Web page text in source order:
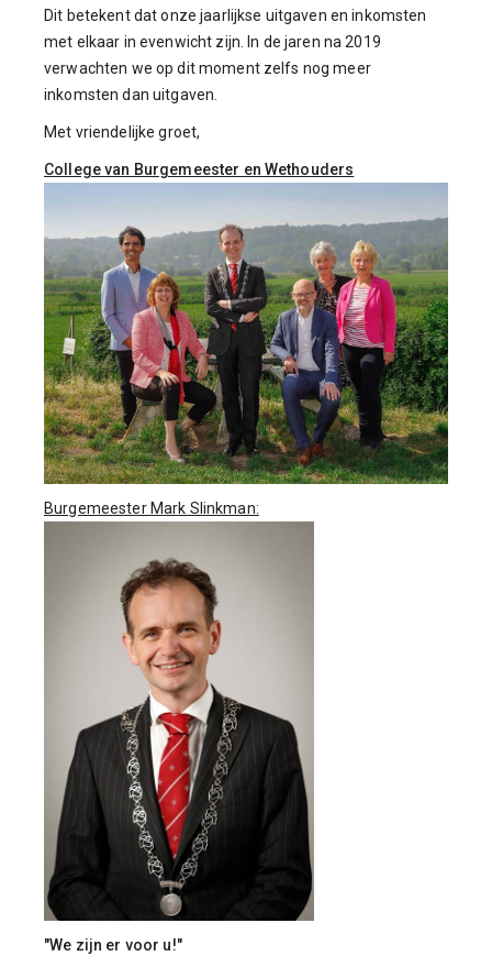
Dit betekent dat onze jaarlijkse uitgaven en inkomsten
met elkaar in evenwicht zijn. In de jaren na 2019
verwachten we op dit moment zelfs nog meer
inkomsten dan uitgaven.
Met vriendelijke groet,
College van Burgemeester en Wethouders
Burgemeester Mark Slinkman:
"We zijn er voor u!"